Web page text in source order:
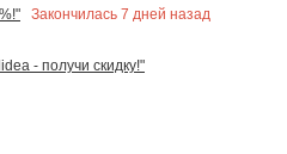
Закончилась 7 дней назад
- получи скидку!"